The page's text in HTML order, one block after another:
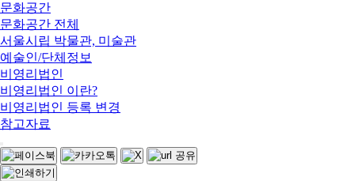
문화공간
문화공간 전체
서울시립 박물관, 미술관
예술인/단체정보
비영리법인
비영리법인 이란?
비영리법인 등록 변경
참고자료